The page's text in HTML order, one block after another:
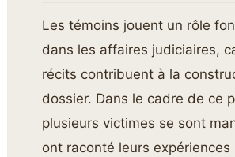
Les témoins jouent un rôle
dans les affaires judiciaires,
récits contribuent à la
dossier. Dans le cadre de ce
plusieurs victimes se sont
ont raconté leurs expériences